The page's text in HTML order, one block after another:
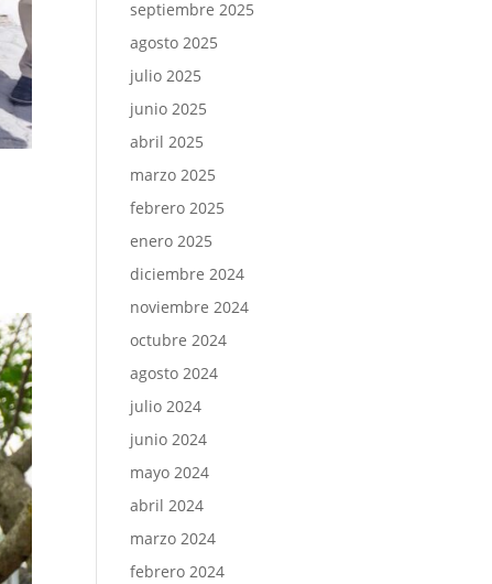
septiembre 2025
agosto 2025
julio 2025
junio 2025
abril 2025
marzo 2025
febrero 2025
enero 2025
diciembre 2024
noviembre 2024
octubre 2024
agosto 2024
julio 2024
junio 2024
mayo 2024
abril 2024
marzo 2024
febrero 2024